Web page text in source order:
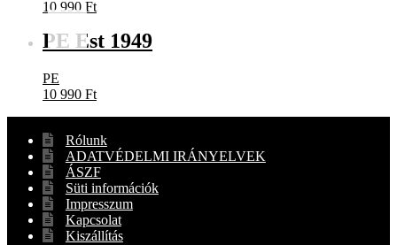
10 990 Ft
PE Est 1949
PE
10 990 Ft
Rólunk
ADATVÉDELMI IRÁNYELVEK
ÁSZF
Süti információk
Impresszum
Kapcsolat
Kiszállítás